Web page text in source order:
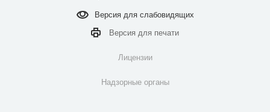
Версия дляслабовидящих
Версия для печати
Лицензии
Надзорные органы